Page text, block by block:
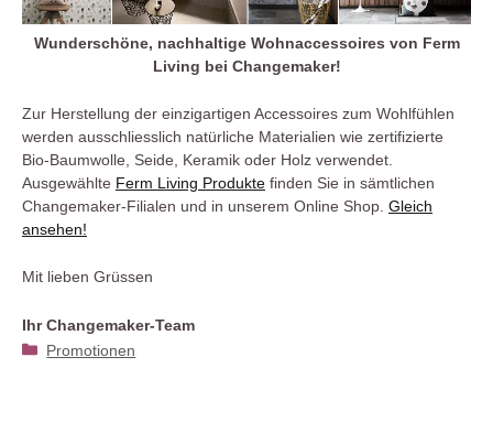
Wunderschöne, nachhaltige Wohnaccessoires von Ferm
Living bei Changemaker!
Zur Herstellung der einzigartigen Accessoires zum Wohlfühlen
werden ausschliesslich natürliche Materialien wie zertifizierte
Bio-Baumwolle, Seide, Keramik oder Holz verwendet.
Ausgewählte Ferm Living Produkte finden Sie in sämtlichen
Changemaker-Filialen und in unserem Online Shop. Gleich
ansehen!
Mit lieben Grüssen
Ihr Changemaker-Team
Kategorien
Promotionen